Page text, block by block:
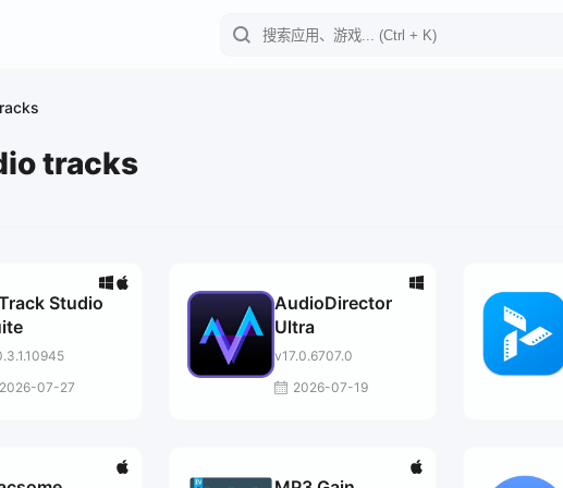
tracks
Studio
2026-07-27
AudioDirector
Ultra
v17.0.6707.0
2026-07-19